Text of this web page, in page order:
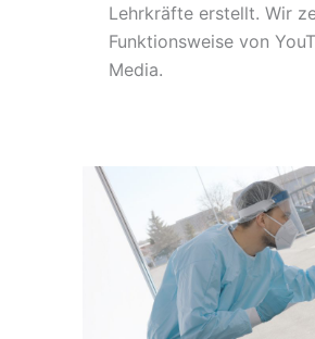
Lehrkräfte erstellt. Wir
Funktionsweise von
Media.